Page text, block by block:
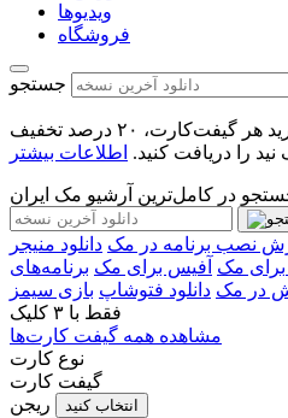
ویدیو‌ها
فروشگاه
جستجو
تا تاریخ ۳۰ مرداد ۱۴۰۵ با خرید هر گیفت‌کارت، ۲۰ درصد تخفیف
را دریافت کنید. اطلاعات بیشتر
نصب برنامه در مک دانلود منیجر
برای مک آفیس برای مک
در مک دانلود فتوشاپ بازی سیمز
فقط با ۳ کلیک
مشاهده همه گیفت کارت‌ها
نوع کارت
گیفت کارت
ریجن
انتخاب کنید